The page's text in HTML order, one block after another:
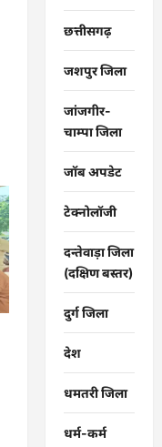
छत्तीसगढ़
जशपुर जिला
जांजगीर-
चाम्पा जिला
जॉब अपडेट
टेक्नोलॉजी
दन्तेवाड़ा जिला
(दक्षिण बस्तर)
दुर्ग जिला
देश
धमतरी जिला
धर्म-कर्म